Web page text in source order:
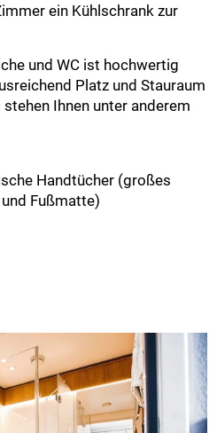
ein Kühlschrank zur
und WC ist hochwertig
Platz und Stauraum
Ihnen unter anderem
Handtücher (großes
Fußmatte)